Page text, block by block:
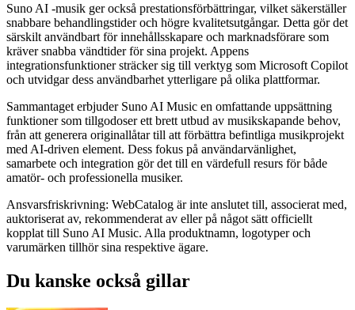
Suno AI -musik ger också prestationsförbättringar, vilket säkerställer
snabbare behandlingstider och högre kvalitetsutgångar. Detta gör det
särskilt användbart för innehållsskapare och marknadsförare som
kräver snabba vändtider för sina projekt. Appens
integrationsfunktioner sträcker sig till verktyg som Microsoft Copilot
och utvidgar dess användbarhet ytterligare på olika plattformar.
Sammantaget erbjuder Suno AI Music en omfattande uppsättning
funktioner som tillgodoser ett brett utbud av musikskapande behov,
från att generera originallåtar till att förbättra befintliga musikprojekt
med AI-driven element. Dess fokus på användarvänlighet,
samarbete och integration gör det till en värdefull resurs för både
amatör- och professionella musiker.
Ansvarsfriskrivning: WebCatalog är inte anslutet till, associerat med,
auktoriserat av, rekommenderat av eller på något sätt officiellt
kopplat till Suno AI Music. Alla produktnamn, logotyper och
varumärken tillhör sina respektive ägare.
Du kanske också gillar